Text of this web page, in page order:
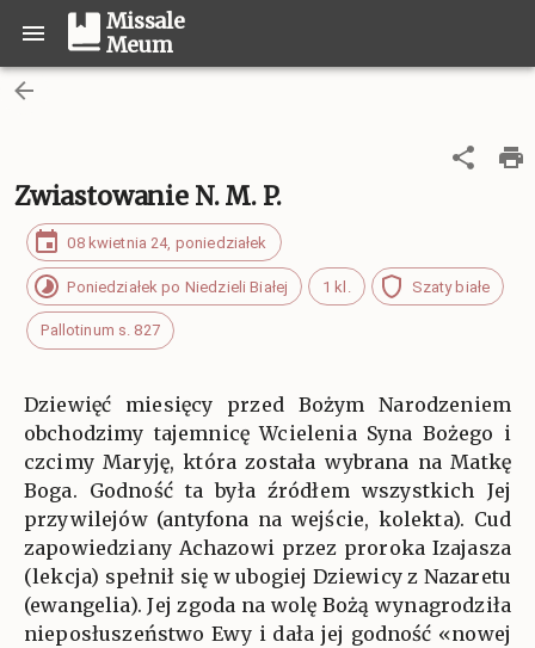
Missale
Meum
Zwiastowanie N. M. P.
08 kwietnia 24, poniedziałek
Poniedziałek po Niedzieli Białej 1 kl. Szaty białe
Pallotinum s. 827
Dziewięć miesięcy przed Bożym Narodzeniem
obchodzimy tajemnicę Wcielenia Syna Bożego i
czcimy Maryję, która została wybrana na Matkę
Boga. Godność ta była źródłem wszystkich Jej
przywilejów (antyfona na wejście, kolekta). Cud
zapowiedziany Achazowi przez proroka Izajasza
(lekcja) spełnił się w ubogiej Dziewicy z Nazaretu
(ewangelia). Jej zgoda na wolę Bożą wynagrodziła
nieposłuszeństwo Ewy i dała jej godność «nowej